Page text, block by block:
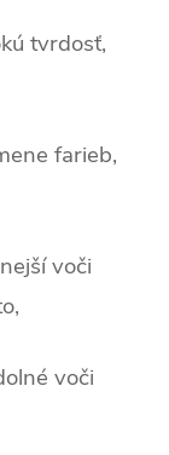
tvrdosť,
farieb,
voči
voči